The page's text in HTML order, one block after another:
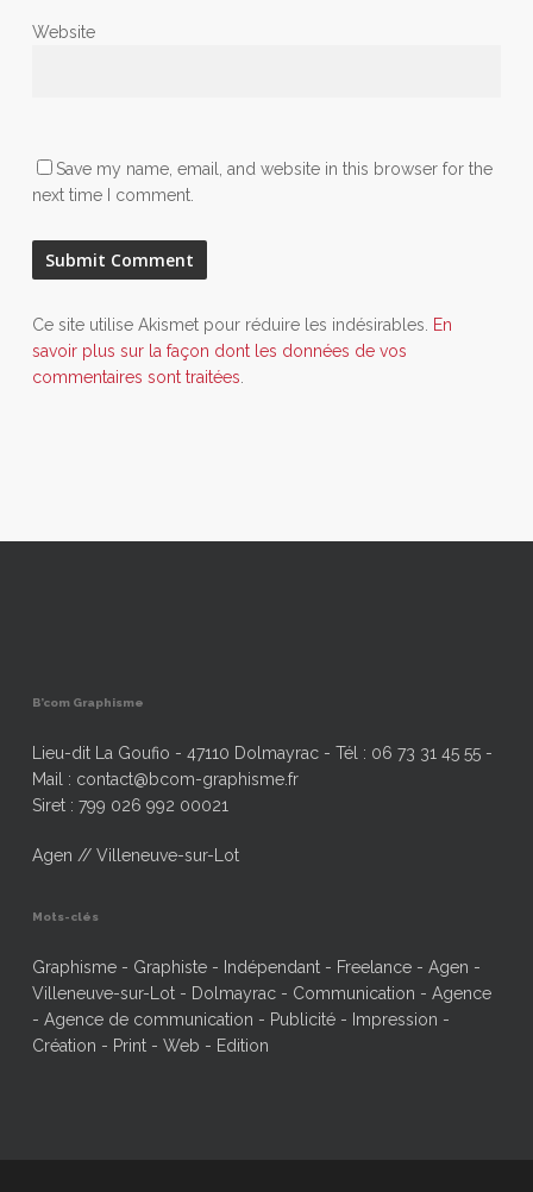
Website
Save my name, email, and website in this browser for the
next time I comment.
Ce site utilise Akismet pour réduire les indésirables.
En
savoir plus sur la façon dont les données de vos
commentaires sont traitées
B’com Graphisme
Lieu-dit La Goufio - 47110 Dolmayrac - Tél : 06 73 31 45 55 -
Mail : contact@bcom-graphisme.fr
Siret : 799 026 992 00021
Agen // Villeneuve-sur-Lot
Mots-clés
Graphisme - Graphiste - Indépendant - Freelance - Agen -
Villeneuve-sur-Lot - Dolmayrac - Communication - Agence
- Agence de communication - Publicité - Impression -
Création - Print - Web - Edition